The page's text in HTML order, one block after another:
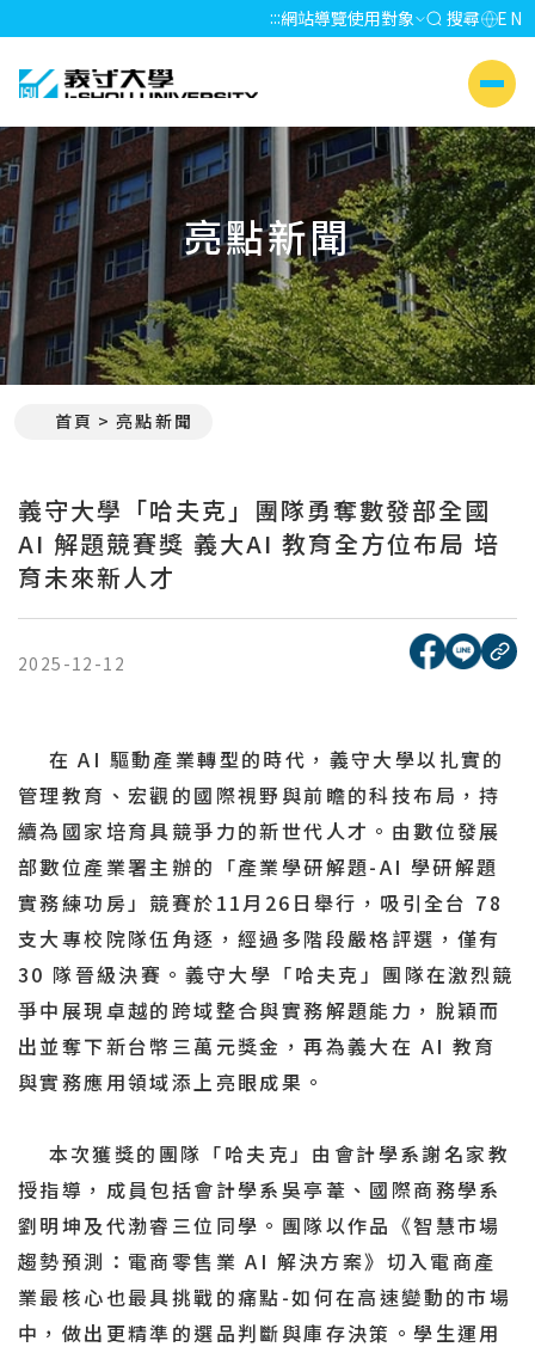
:::網站導覽使用對象 搜尋 EN
義守大學 I-SHOU UNIVERSITY
側選單
亮點新聞
首頁 亮點新聞
義守大學「哈夫克」團隊勇奪數發部全國
AI 解題競賽獎 義大AI 教育全方位布局 培
育未來新人才
2025-12-12
[另開新
[另開
複
在 AI 驅動產業轉型的時代，義守大學以扎實的
管理教育、宏觀的國際視野與前瞻的科技布局，持
續為國家培育具競爭力的新世代人才。由數位發展
部數位產業署主辦的「產業學研解題-AI 學研解題
實務練功房」競賽於11月26日舉行，吸引全台 78
支大專校院隊伍角逐，經過多階段嚴格評選，僅有
30 隊晉級決賽。義守大學「哈夫克」團隊在激烈競
爭中展現卓越的跨域整合與實務解題能力，脫穎而
出並奪下新台幣三萬元獎金，再為義大在 AI 教育
與實務應用領域添上亮眼成果。
本次獲獎的團隊「哈夫克」由會計學系謝名家教
授指導，成員包括會計學系吳亭葦、國際商務學系
劉明坤及代渤睿三位同學。團隊以作品《智慧市場
趨勢預測：電商零售業 AI 解決方案》切入電商產
業最核心也最具挑戰的痛點-如何在高速變動的市場
中，做出更精準的選品判斷與庫存決策。學生運用